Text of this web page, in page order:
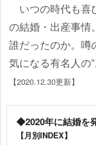
いつの時代も喜
の結婚・出産事情
誰だったのか。噂
気になる有名人の
【2020.12.30更新】
◆2020年に結婚を
【月別INDEX】